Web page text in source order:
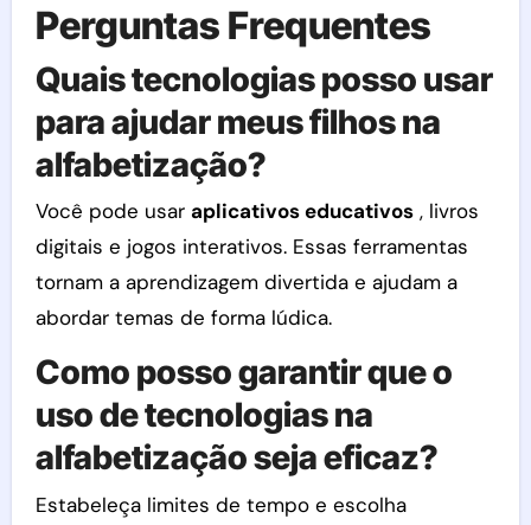
Perguntas Frequentes
Quais tecnologias posso usar
para ajudar meus filhos na
alfabetização?
Você pode usar aplicativos educativos, livros
digitais e jogos interativos. Essas ferramentas
tornam a aprendizagem divertida e ajudam a
abordar temas de forma lúdica.
Como posso garantir que o
uso de tecnologias na
alfabetização seja eficaz?
Estabeleça limites de tempo e escolha